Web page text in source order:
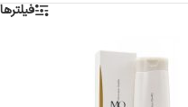
فیلترها